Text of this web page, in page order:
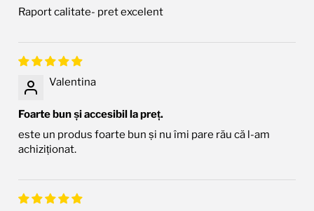
Raport calitate- pret excelent
Valentina
Foarte bun și accesibil la preț.
este un produs foarte bun și nu îmi pare rău că l-am
achiziționat.